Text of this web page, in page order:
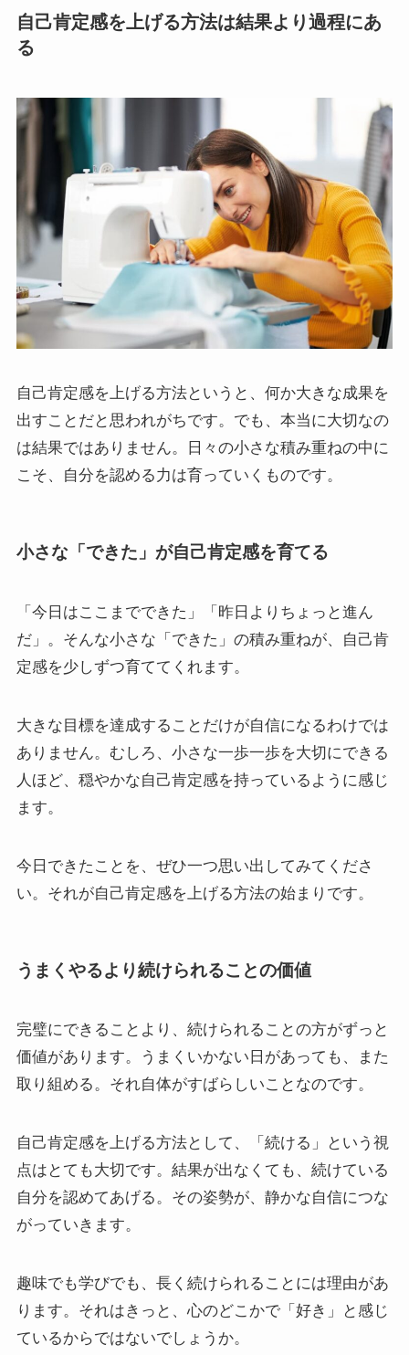
自己肯定感を上げる方法は結果より過程にあ
る
自己肯定感を上げる方法というと、何か大きな成果を
出すことだと思われがちです。でも、本当に大切なの
は結果ではありません。日々の小さな積み重ねの中に
こそ、自分を認める力は育っていくものです。
小さな「できた」が自己肯定感を育てる
「今日はここまでできた」「昨日よりちょっと進ん
だ」。そんな小さな「できた」の積み重ねが、自己肯
定感を少しずつ育ててくれます。
大きな目標を達成することだけが自信になるわけでは
ありません。むしろ、小さな一歩一歩を大切にできる
人ほど、穏やかな自己肯定感を持っているように感じ
ます。
今日できたことを、ぜひ一つ思い出してみてくださ
い。それが自己肯定感を上げる方法の始まりです。
うまくやるより続けられることの価値
完璧にできることより、続けられることの方がずっと
価値があります。うまくいかない日があっても、また
取り組める。それ自体がすばらしいことなのです。
自己肯定感を上げる方法として、「続ける」という視
点はとても大切です。結果が出なくても、続けている
自分を認めてあげる。その姿勢が、静かな自信につな
がっていきます。
趣味でも学びでも、長く続けられることには理由があ
ります。それはきっと、心のどこかで「好き」と感じ
ているからではないでしょうか。